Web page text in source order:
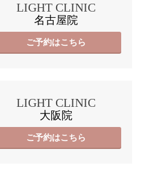
LIGHT CLINIC
名古屋院
ご予約はこちら
LIGHT CLINIC
大阪院
ご予約はこちら